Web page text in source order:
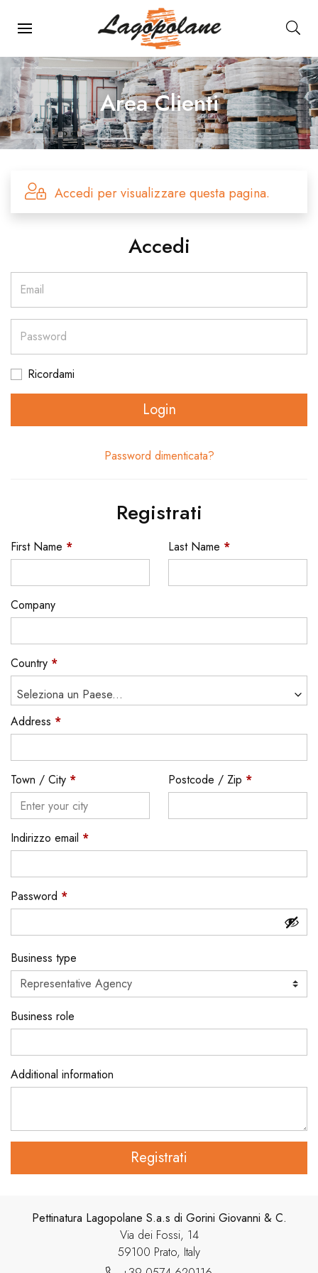
Menu Principale
Area Clienti
Accedi per visualizzare questa pagina.
Accedi
Email
Password
Ricordami
Login
Password dimenticata?
Registrati
First Name * Last Name *
Company
Country *
Seleziona un Paese...
Address *
Town / City * Postcode / Zip *
Indirizzo email *
Password *
Business type
Business role
Additional information
Registrati
Pettinatura Lagopolane S.a.s di Gorini Giovanni & C.
Via dei Fossi, 14
59100 Prato, Italy